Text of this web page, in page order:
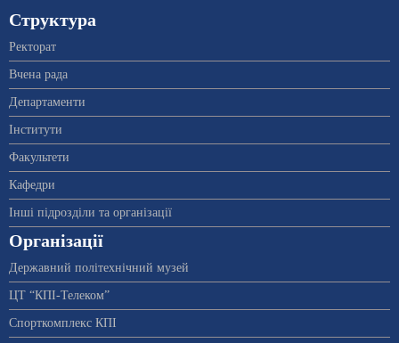
Структура
Ректорат
Вчена рада
Департаменти
Інститути
Факультети
Кафедри
Інші підрозділи та організації
Організації
Державний політехнічний музей
ЦТ “КПІ-Телеком”
Спорткомплекс КПІ